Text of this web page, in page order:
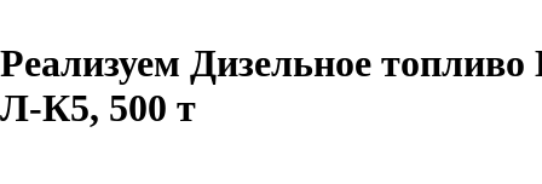
Реализуем Дизельное
Л-К5, 500 т